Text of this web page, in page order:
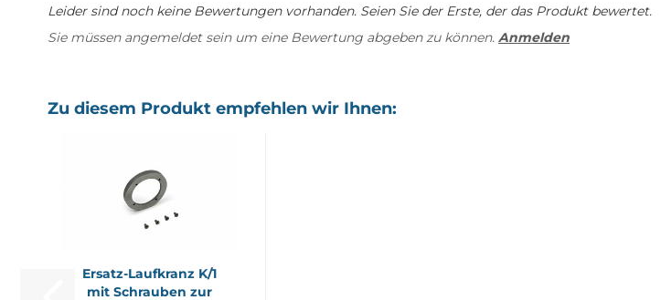
Leider sind noch keine Bewertungen vorhanden. Seien Sie der Erste, der das Produkt bewertet.
Sie müssen angemeldet sein um eine Bewertung abgeben zu können. Anmelden
Zu diesem Produkt empfehlen wir Ihnen:
Ersatz-​​Lauf­kranz K/1
mit Schrau­ben zur